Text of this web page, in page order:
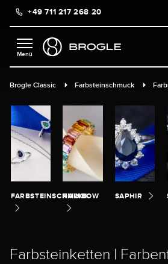
springen
+49 711 217 268 20
Brogle Classic Farbsteinschmuck
FARBSTEINSCHMUCK
RAINBOW SAPHIR
Farbsteinketten |